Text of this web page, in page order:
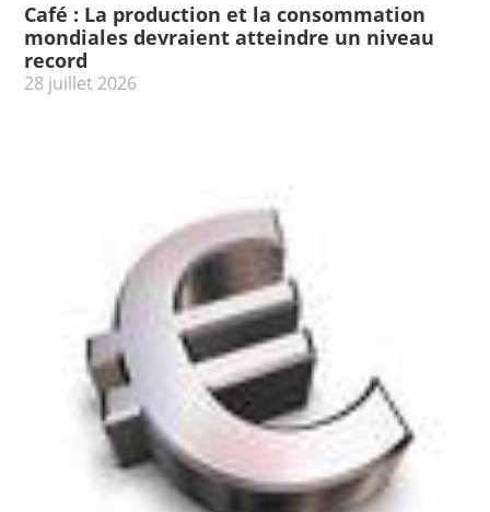
Café : La production et la consommation
mondiales devraient atteindre un niveau
record
28 juillet 2026